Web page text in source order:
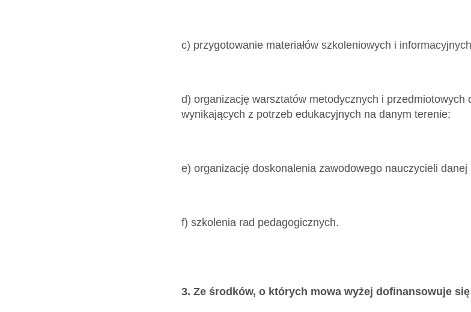
c) przygotowanie materiałów szkoleniowych i
d) organizację warsztatów metodycznych i
wynikających z potrzeb edukacyjnych na danym terenie;
e) organizację doskonalenia zawodowego nauczycieli danej
f) szkolenia rad pedagogicznych.
3. Ze środków, o których mowa wyżej dofinansowuje